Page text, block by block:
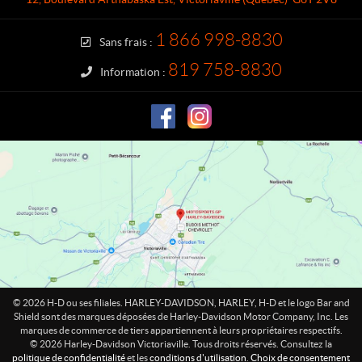
c
y
s
o
n
c
r
Sans frais : 1 866 998-8830
Information : 819 758-8830
© 2026 H-D ou ses filiales. HARLEY-DAVIDSON, HARLEY, H-D et le logo Bar and
Shield sont des marques déposées de Harley-Davidson Motor Company, Inc. Les
marques de commerce de tiers appartiennent à leurs propriétaires respectifs.
© 2026 Harley-Davidson Victoriaville. Tous droits réservés. Consultez la
politique de confidentialitéet lesconditions d'utilisation Choix de consentement